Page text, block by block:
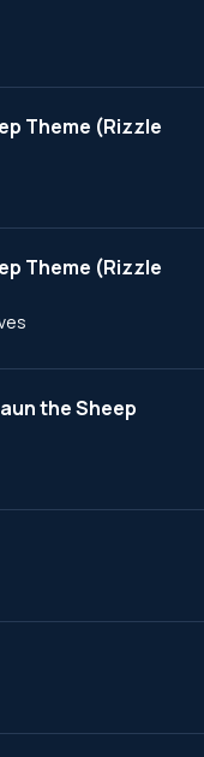
Theme (Rizzle
Theme (Rizzle
the Sheep